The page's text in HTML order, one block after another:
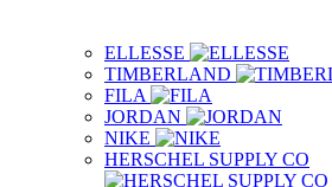
ELLESSE
TIMBERLAND
FILA
JORDAN
NIKE
HERSCHEL SUPPLY CO